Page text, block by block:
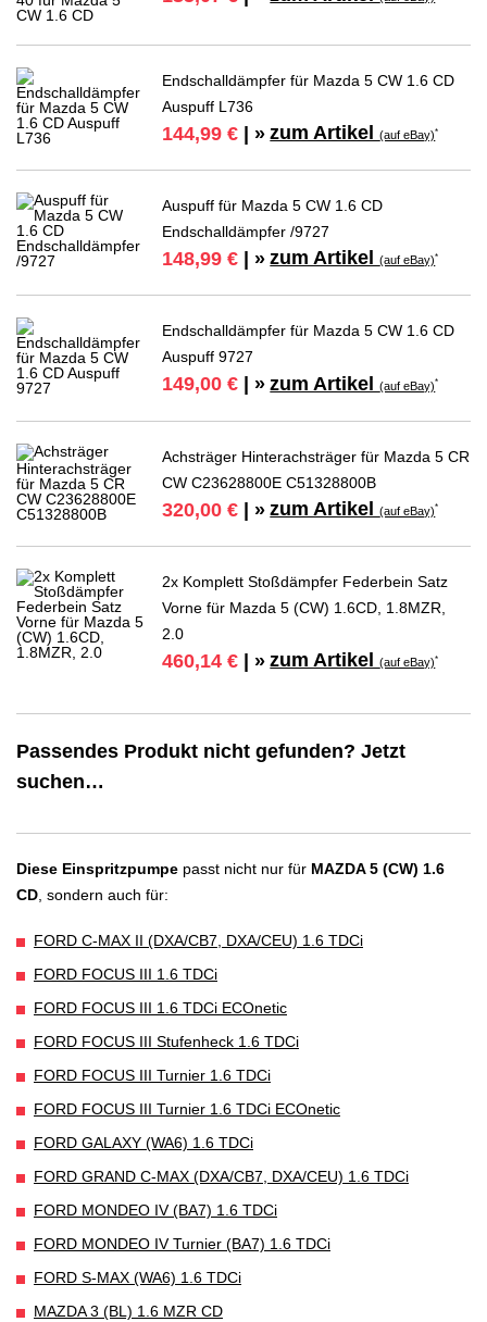
Endschalldämpfer für Mazda 5 CW 1.6 CD
Auspuff L736
144,99 € | » zum Artikel(auf eBay)*
Auspuff für Mazda 5 CW 1.6 CD
Endschalldämpfer /9727
148,99 € | » zum Artikel(auf eBay)*
Endschalldämpfer für Mazda 5 CW 1.6 CD
Auspuff 9727
149,00 € | » zum Artikel(auf eBay)*
Achsträger Hinterachsträger für Mazda 5 CR
CW C23628800E C51328800B
320,00 € | » zum Artikel(auf eBay)*
2x Komplett Stoßdämpfer Federbein Satz
Vorne für Mazda 5 (CW) 1.6CD, 1.8MZR,
2.0
460,14 € | » zum Artikel(auf eBay)*
Passendes Produkt nicht gefunden? Jetzt
suchen…
Diese Einspritzpumpe passt nicht nur für MAZDA 5 (CW) 1.6
CD, sondern auch für:
FORD C-MAX II (DXA/CB7, DXA/CEU) 1.6 TDCi
FORD FOCUS III 1.6 TDCi
FORD FOCUS III 1.6 TDCi ECOnetic
FORD FOCUS III Stufenheck 1.6 TDCi
FORD FOCUS III Turnier 1.6 TDCi
FORD FOCUS III Turnier 1.6 TDCi ECOnetic
FORD GALAXY (WA6) 1.6 TDCi
FORD GRAND C-MAX (DXA/CB7, DXA/CEU) 1.6 TDCi
FORD MONDEO IV (BA7) 1.6 TDCi
FORD MONDEO IV Turnier (BA7) 1.6 TDCi
FORD S-MAX (WA6) 1.6 TDCi
MAZDA 3 (BL) 1.6 MZR CD